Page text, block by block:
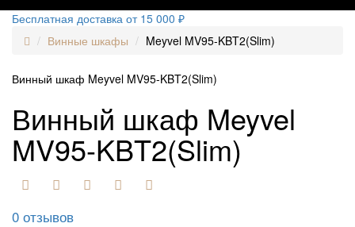
Бесплатная доставка от 15 000 ₽
Винные шкафы
Meyvel MV95-KBT2(Slim)
Винный шкаф Meyvel MV95-KBT2(Slim)
Винный шкаф Meyvel
MV95-KBT2(Slim)
0 отзывов